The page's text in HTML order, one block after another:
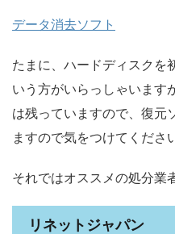
データ消去ソフト
たまに、ハードディスクを
いう方がいらっしゃいます
は残っていますので、復元
ますので気をつけてくださ
それではオススメの処分業
リネットジャパン